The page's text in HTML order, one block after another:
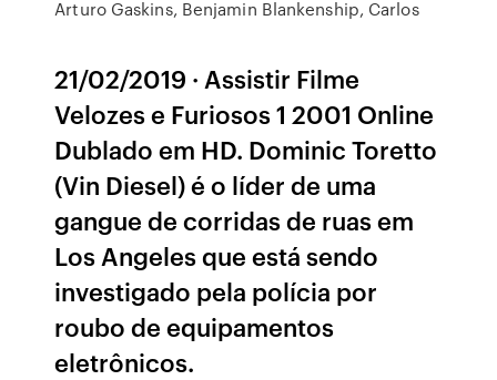
Arturo Gaskins, Benjamin Blankenship, Carlos
21/02/2019 · Assistir Filme
Velozes e Furiosos 1 2001 Online
Dublado em HD. Dominic Toretto
(Vin Diesel) é o líder de uma
gangue de corridas de ruas em
Los Angeles que está sendo
investigado pela polícia por
roubo de equipamentos
eletrônicos.